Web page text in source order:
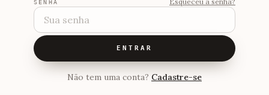
SENHA
ENTRAR
Não tem uma conta? Cadastre-se